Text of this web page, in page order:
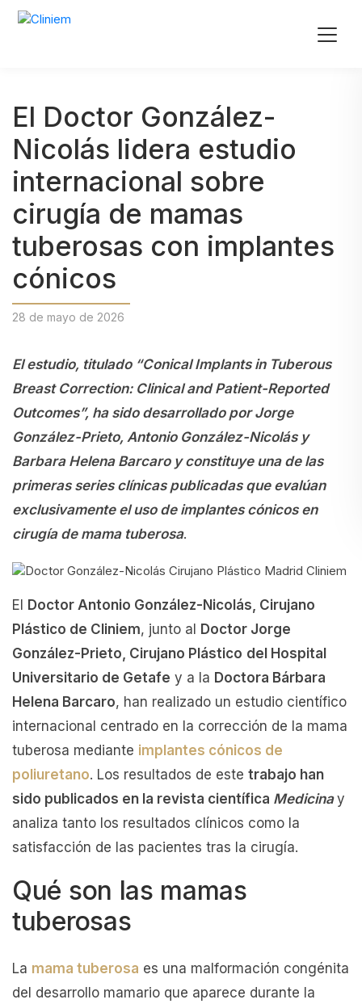
El Doctor González-
Nicolás lidera estudio
internacional sobre
cirugía de mamas
tuberosas con implantes
cónicos
28 de mayo de 2026
El estudio, titulado “Conical Implants in Tuberous
Breast Correction: Clinical and Patient-Reported
Outcomes”, ha sido desarrollado por Jorge
González-Prieto, Antonio González-Nicolás y
Barbara Helena Barcaro y constituye una de las
primeras series clínicas publicadas que evalúan
exclusivamente el uso de implantes cónicos en
cirugía de mama tuberosa.
El
Doctor Antonio González-Nicolás, Cirujano
Plástico de Cliniem, junto al
Doctor Jorge
González-Prieto, Cirujano Plástico del Hospital
Universitario de Getafe y a la Doctora Bárbara
Helena Barcaro, han realizado un estudio científico
internacional centrado en la corrección de la mama
tuberosa mediante implantes cónicos de
poliuretano. Los resultados de este trabajo han
sido publicados en la revista científica Medicina y
analiza tanto los resultados clínicos como la
satisfacción de las pacientes tras la cirugía.
Qué son las mamas
tuberosas
La mama tuberosa es una malformación congénita
del desarrollo mamario que aparece durante la